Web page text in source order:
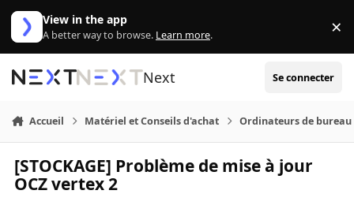
Aller au contenu
View in the app
A better way to browse. Learn more. ×
Next Se connecter
Accueil Matériel et Conseils d'achat Ordinateurs de bureau
[STOCKAGE] Problème de mise à jour
OCZ vertex 2